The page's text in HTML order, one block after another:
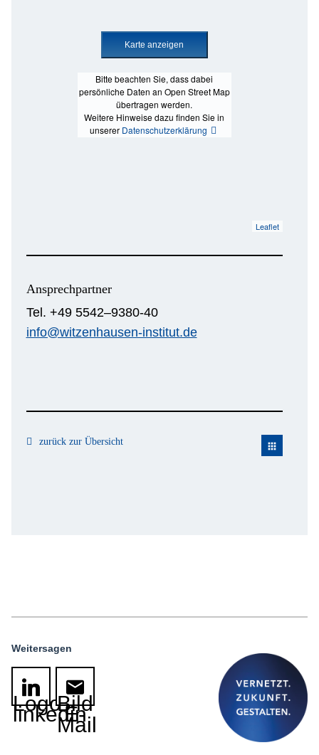
Bitte beachten Sie, dass dabei
persönliche Daten an Open Street Map
übertragen werden.
Weitere Hinweise dazu finden Sie in
unserer Datenschutzerklärung
Leaflet
Ansprechpartner
Tel. +49 5542–9380-40
info@witzenhausen-institut.de
zurück zur Übersicht apps
Weitersagen
Logo
linkedin
Bild
E-
Mail